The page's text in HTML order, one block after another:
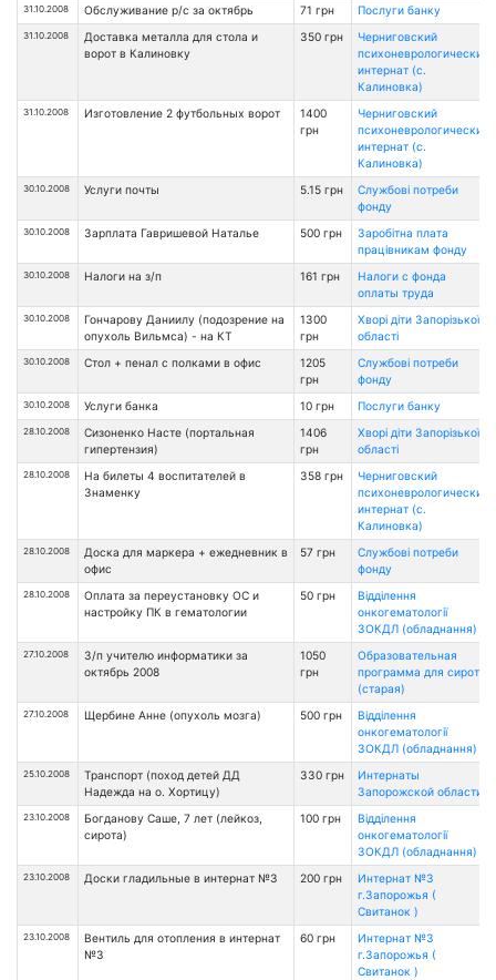
31.10.2008 Обслуживание р/с за октябрь 71 грн Послуги банку
31.10.2008
Доставка металла для стола и
ворот в Калиновку
350 грн
Черниговский
психоневрологический
интернат (с.
Калиновка)
31.10.2008 Изготовление 2 футбольных ворот
1400
грн
Черниговский
психоневрологический
интернат (с.
Калиновка)
30.10.2008 Услуги почты 5.15 грн
Службові потреби
фонду
30.10.2008 Зарплата Гавришевой Наталье 500 грн
Заробітна плата
працівникам фонду
30.10.2008 Налоги на з/п 161 грн
Налоги с фонда
оплаты труда
30.10.2008
Гончарову Даниилу (подозрение на
опухоль Вильмса) - на КТ
1300
грн
Хворі діти Запорізької
області
30.10.2008 Стол + пенал с полками в офис
1205
грн
Службові потреби
фонду
30.10.2008 Услуги банка 10 грн Послуги банку
28.10.2008
Сизоненко Насте (портальная
гипертензия)
1406
грн
Хворі діти Запорізької
області
28.10.2008
На билеты 4 воспитателей в
Знаменку
358 грн
Черниговский
психоневрологический
интернат (с.
Калиновка)
28.10.2008
Доска для маркера + ежедневник в
офис
57 грн
Службові потреби
фонду
28.10.2008
Оплата за переустановку ОС и
настройку ПК в гематологии
50 грн
Відділення
онкогематології
ЗОКДЛ (обладнання)
27.10.2008
З/п учителю информатики за
октябрь 2008
1050
грн
Образовательная
программа для сирот
(старая)
27.10.2008 Щербине Анне (опухоль мозга) 500 грн
Відділення
онкогематології
ЗОКДЛ (обладнання)
25.10.2008
Транспорт (поход детей ДД
Надежда на о. Хортицу)
330 грн
Интернаты
Запорожской области
23.10.2008
Богданову Саше, 7 лет (лейкоз,
сирота)
100 грн
Відділення
онкогематології
ЗОКДЛ (обладнання)
23.10.2008 Доски гладильные в интернат №3 200 грн
Интернат №3
г.Запорожья (
Свитанок )
23.10.2008
Вентиль для отопления в интернат
№3
60 грн
Интернат №3
г.Запорожья (
Свитанок )